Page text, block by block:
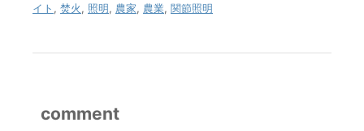
イト , 焚火, 照明, 農家, 農業, 関節照明
comment